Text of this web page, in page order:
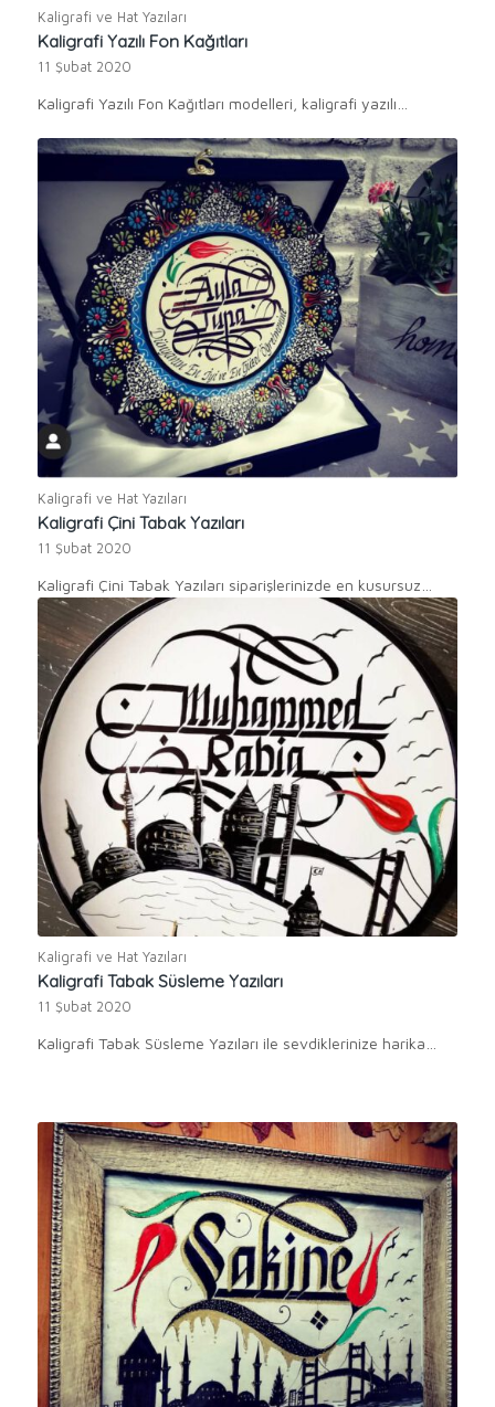
Kaligrafi ve Hat Yazıları
Kaligrafi Yazılı Fon Kağıtları
11 Şubat 2020
Kaligrafi Yazılı Fon Kağıtları modelleri, kaligrafi yazılı…
Kaligrafi ve Hat Yazıları
Kaligrafi Çini Tabak Yazıları
11 Şubat 2020
Kaligrafi Çini Tabak Yazıları siparişlerinizde en kusursuz…
Kaligrafi ve Hat Yazıları
Kaligrafi Tabak Süsleme Yazıları
11 Şubat 2020
Kaligrafi Tabak Süsleme Yazıları ile sevdiklerinize harika…